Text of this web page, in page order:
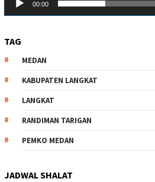
00:00
TAG
MEDAN
KABUPATEN LANGKAT
LANGKAT
RANDIMAN TARIGAN
PEMKO MEDAN
JADWAL SHALAT